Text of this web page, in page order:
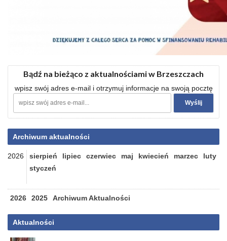
Bądź na bieżąco z aktualnościami w Brzeszczach
wpisz swój adres e-mail i otrzymuj informacje na swoją pocztę
Archiwum aktualności
2026 sierpień lipiec czerwiec maj kwiecień marzec
luty
styczeń
2026 2025 Archiwum Aktualności
Aktualności